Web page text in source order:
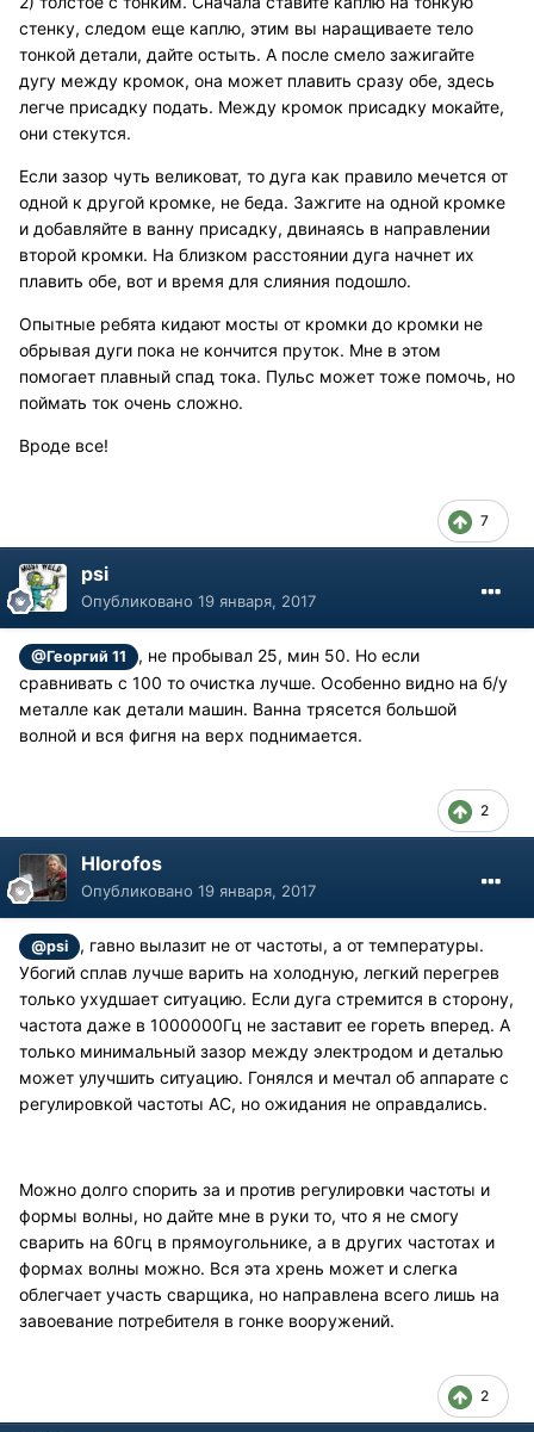
стенку, следом еще каплю, этим вы наращиваете тело
тонкой детали, дайте остыть. А после смело зажигайте
дугу между кромок, она может плавить сразу обе, здесь
легче присадку подать. Между кромок присадку мокайте,
они стекутся.
Если зазор чуть великоват, то дуга как правило мечется от
одной к другой кромке, не беда. Зажгите на одной кромке
и добавляйте в ванну присадку, двинаясь в направлении
второй кромки. На близком расстоянии дуга начнет их
плавить обе, вот и время для слияния подошло.
Опытные ребята кидают мосты от кромки до кромки не
обрывая дуги пока не кончится пруток. Мне в этом
помогает плавный спад тока. Пульс может тоже помочь, но
поймать ток очень сложно.
Вроде все!
7
psi
Опубликовано 19 января, 2017
@Георгий 11
, не пробывал 25, мин 50. Но если
сравнивать с 100 то очистка лучше. Особенно видно на б/у
металле как детали машин. Ванна трясется большой
волной и вся фигня на верх поднимается.
2
Hlorofos
Опубликовано 19 января, 2017
@psi
, гавно вылазит не от частоты, а от температуры.
Убогий сплав лучше варить на холодную, легкий перегрев
только ухудшает ситуацию. Если дуга стремится в сторону,
частота даже в 1000000Гц не заставит ее гореть вперед. А
только минимальный зазор между электродом и деталью
может улучшить ситуацию. Гонялся и мечтал об аппарате с
регулировкой частоты AC, но ожидания не оправдались.
Можно долго спорить за и против регулировки частоты и
формы волны, но дайте мне в руки то, что я не смогу
сварить на 60гц в прямоугольнике, а в других частотах и
формах волны можно. Вся эта хрень может и слегка
облегчает участь сварщика, но направлена всего лишь на
завоевание потребителя в гонке вооружений.
2